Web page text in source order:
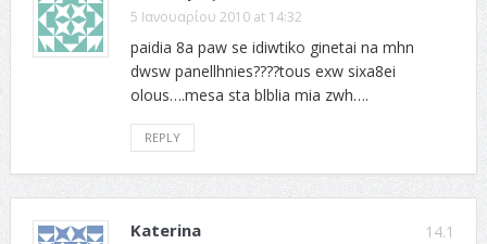
5 Ιανουαρίου 2010 at 14:32
paidia 8a paw se idiwtiko ginetai na mhn
dwsw panellhnies????tous exw sixa8ei
olous….mesa sta blblia mia zwh….
REPLY
14.1
Katerina